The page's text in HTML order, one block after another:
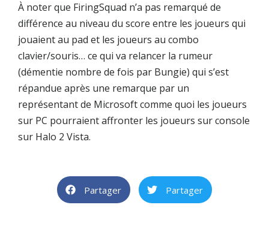
À noter que FiringSquad n’a pas remarqué de
différence au niveau du score entre les joueurs qui
jouaient au pad et les joueurs au combo
clavier/souris… ce qui va relancer la rumeur
(démentie nombre de fois par Bungie) qui s’est
répandue après une remarque par un
représentant de Microsoftcomme quoi les joueurs
sur PC pourraientaffronter les joueurs sur console
sur Halo 2 Vista.
Partager Partager